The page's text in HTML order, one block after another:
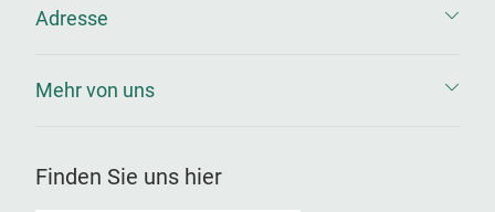
Adresse
Mehr von uns
Finden Sie uns hier